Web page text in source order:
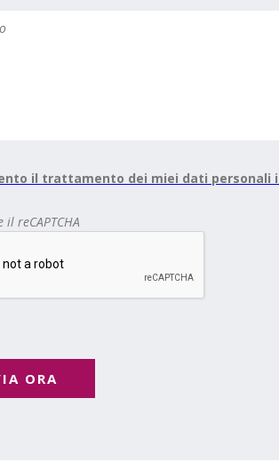
il trattamento dei miei dati personali
il reCAPTCHA
ORA